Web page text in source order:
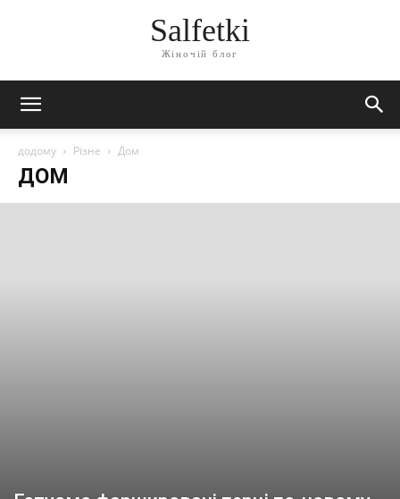
Salfetki
Жіночій блог
додому Різне Дом
ДОМ